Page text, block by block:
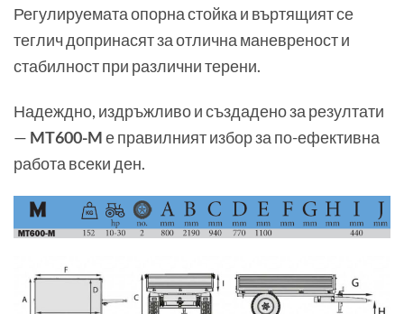
Регулируемата опорна стойка и въртящият се
теглич допринасят за отлична маневреност и
стабилност при различни терени.
Надеждно, издръжливо и създадено за резултати
— MT600-Mе правилният избор за по-ефективна
работа всеки ден.